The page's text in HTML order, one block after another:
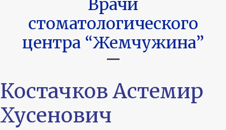
Врачи
стоматологического
центра “Жемчужина”
Костачков Астемир
Хусенович